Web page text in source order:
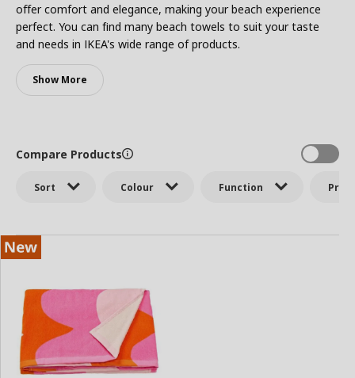
offer comfort and elegance, making your beach experience
perfect. You can find many beach towels to suit your taste
and needs in IKEA's wide range of products.
Show More
Sort Colour Function Price
Compare Products